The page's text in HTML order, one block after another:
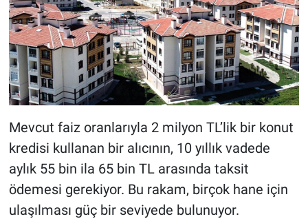
Mevcut faiz oranlarıyla 2 milyon TL’lik bir konut
kredisi kullanan bir alıcının, 10 yıllık vadede
aylık 55 bin ila 65 bin TL arasında taksit
ödemesi gerekiyor. Bu rakam, birçok hane için
ulaşılması güç bir seviyede bulunuyor.